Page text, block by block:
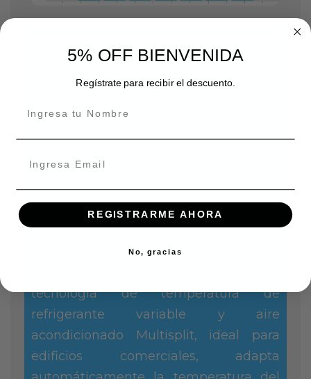
VRV
Aire acondicionado solo
donde se necesita
El sistema Daikin VRV brinda a los
control de climatización en diferentes
áreas dentro de una misma habitación
o piso de un edificio.
tecnología de temperatura de
refrigerante variable y aire
acondicionado Multisplit, ideal para
edificios comerciales, adapta
5% OFF BIENVENIDA
Regístrate para recibir el descuento.
REGISTRARME AHORA
No, gracias